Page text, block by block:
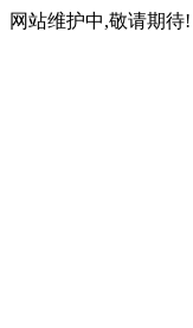
网站维护中,敬请期待!